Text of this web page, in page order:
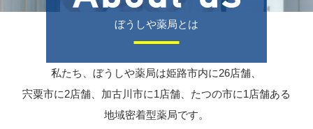
ぼうしや薬局とは
私たち、ぼうしや薬局は姫路市内に26店舗、
宍粟市に2店舗、加古川市に1店舗、たつの市に1店舗ある
地域密着型薬局です。